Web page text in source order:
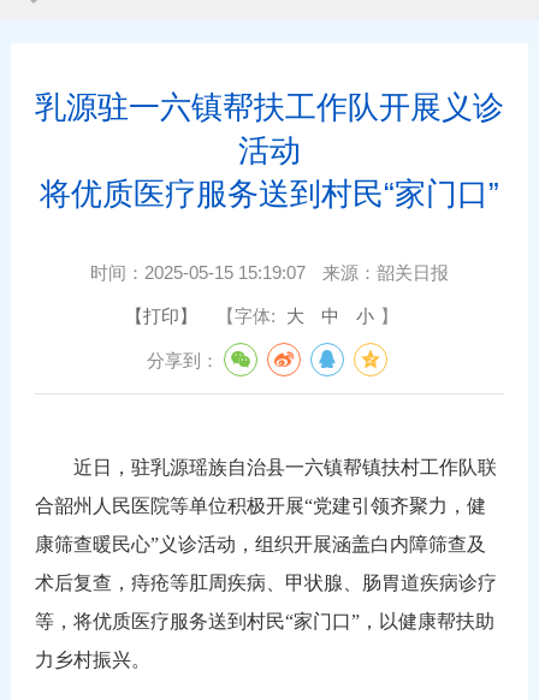
乳源驻一六镇帮扶工作队开展义诊
活动
将优质医疗服务送到村民“家门口”
时间： 2025-05-15 15:19:07 来源： 韶关日报
【打印】 【字体: 大 中 小 】
分享到：
近日，驻乳源瑶族自治县一六镇帮镇扶村工作队联
合韶州人民医院等单位积极开展“党建引领齐聚力，健
康筛查暖民心”义诊活动，组织开展涵盖白内障筛查及
术后复查，痔疮等肛周疾病、甲状腺、肠胃道疾病诊疗
等，将优质医疗服务送到村民“家门口”，以健康帮扶助
力乡村振兴。